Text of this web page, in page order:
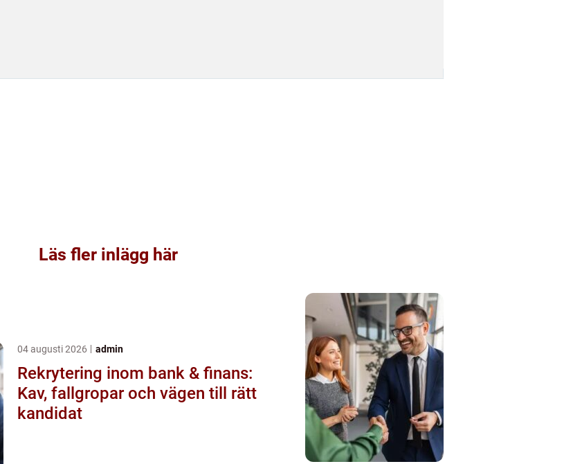
Läs fler inlägg här
04 augusti 2026 admin
Rekrytering inom bank & finans:
Kav, fallgropar och vägen till rätt
kandidat